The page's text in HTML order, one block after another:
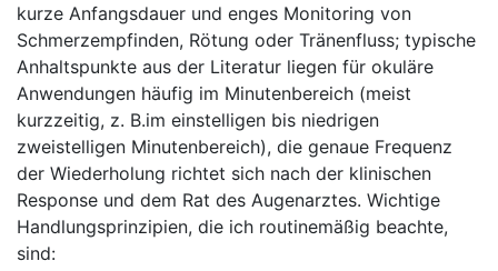
kurze Anfangsdauer und​ enges Monitoring von⁤
Schmerzempfinden, Rötung oder Tränenfluss; typische
Anhaltspunkte aus⁤ der Literatur liegen für ⁢okuläre
Anwendungen häufig im Minutenbereich⁢ (meist
kurzzeitig, z. B.im ​einstelligen ‍bis niedrigen
zweistelligen Minutenbereich), die genaue Frequenz
der Wiederholung ⁢richtet ⁣sich ⁢nach der klinischen⁢
Response und dem ‌Rat des Augenarztes. ⁢Wichtige
‍Handlungsprinzipien,⁣ die ich​ routinemäßig beachte,
sind: